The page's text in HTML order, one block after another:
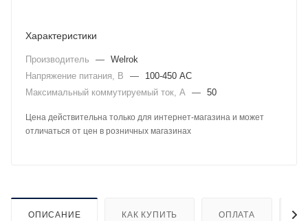
Характеристики
Производитель — Welrok
Напряжение питания, В
—
100-450 AC
Максимальный коммутируемый ток, А — 50
Цена действительна только для интернет-магазина и может
отличаться от цен в розничных магазинах
ОПИСАНИЕ КАК КУПИТЬ ОПЛАТА